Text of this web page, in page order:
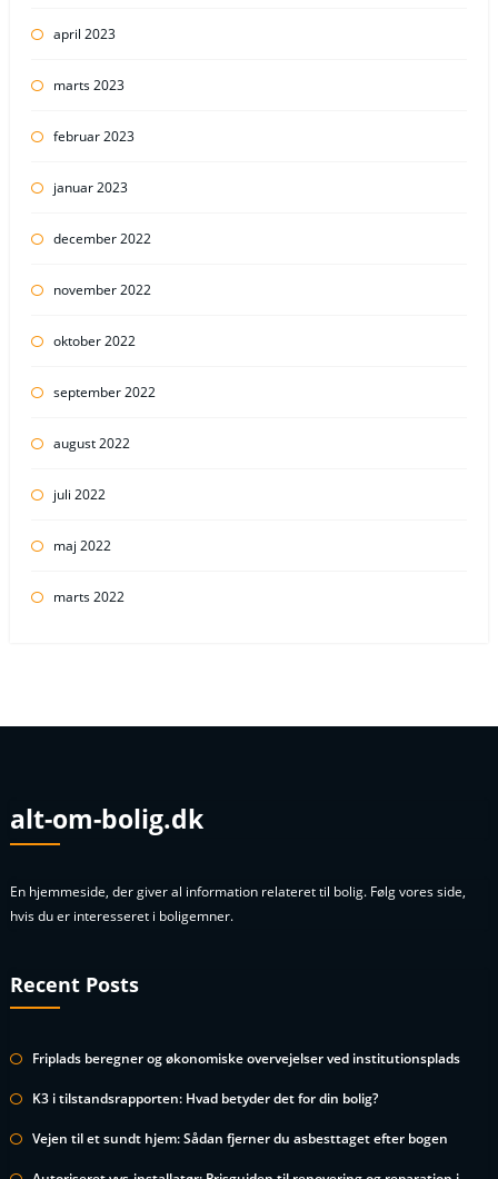
april 2023
marts 2023
februar 2023
januar 2023
december 2022
november 2022
oktober 2022
september 2022
august 2022
juli 2022
maj 2022
marts 2022
alt-om-bolig.dk
En hjemmeside, der giver al information relateret til bolig. Følg vores side,
hvis du er interesseret i boligemner.
Recent Posts
Friplads beregner og økonomiske overvejelser ved institutionsplads
K3 i tilstandsrapporten: Hvad betyder det for din bolig?
Vejen til et sundt hjem: Sådan fjerner du asbesttaget efter bogen